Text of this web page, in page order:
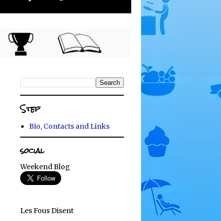
Stef
Bio, Contacts and Links
social
Weekend Blog
Les Fous Disent